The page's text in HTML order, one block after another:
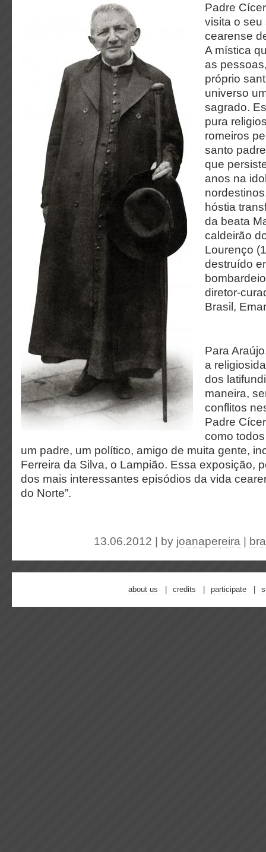
Padre
visita o seu
cearense
A mística
as
próprio
universo
sagrado.
pura
romeiros
santo
que
anos na
hóstia
da beata
caldeirão
Lourenço
destruído
diretor-
Brasil,
Para
a
dos
maneira,
conflitos
Padre
como
um padre, um político, amigo de muita gente,
Ferreira da Silva, o Lampião. Essa exposição,
dos mais interessantes episódios da vida
do Norte”.
13.06.2012 | by joanapereira
about us credits participate